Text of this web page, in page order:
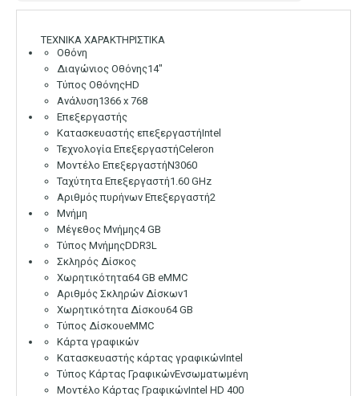
ΤΕΧΝΙΚΑ ΧΑΡΑΚΤΗΡΙΣΤΙΚΑ
Οθόνη
Διαγώνιος Οθόνης14″
Τύπος ΟθόνηςHD
Ανάλυση1366 x 768
Επεξεργαστής
Κατασκευαστής επεξεργαστήIntel
Τεχνολογία ΕπεξεργαστήCeleron
Μοντέλο ΕπεξεργαστήN3060
Ταχύτητα Επεξεργαστή1.60 GHz
Αριθμός πυρήνων Eπεξεργαστή2
Μνήμη
Μέγεθος Μνήμης4 GB
Τύπος ΜνήμηςDDR3L
Σκληρός Δίσκος
Χωρητικότητα64 GB eMMC
Αριθμός Σκληρών Δίσκων1
Χωρητικότητα Δίσκου64 GB
Τύπος ΔίσκουeMMC
Κάρτα γραφικών
Κατασκευαστής κάρτας γραφικώνIntel
Τύπος Κάρτας ΓραφικώνΕνσωματωμένη
Μοντέλο Κάρτας ΓραφικώνIntel HD 400